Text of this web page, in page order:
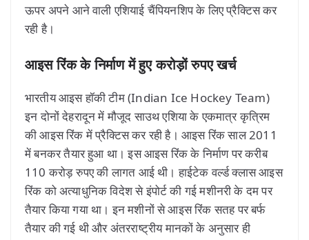
ऊपर अपने आने वाली एशियाई चैंपियनशिप के लिए प्रैक्टिस कर
रही है।
आइस रिंक के निर्माण में हुए करोड़ों रुपए खर्च
भारतीय आइस हॉकी टीम (Indian Ice Hockey Team)
इन दोनों देहरादून में मौजूद साउथ एशिया के एकमात्र कृत्रिम
की आइस रिंक में प्रैक्टिस कर रही है। आइस रिंक साल 2011
में बनकर तैयार हुआ था। इस आइस रिंक के निर्माण पर करीब
110 करोड़ रुपए की लागत आई थी। हाईटेक वर्ल्ड क्लास आइस
रिंक को अत्याधुनिक विदेश से इंपोर्ट की गई मशीनरी के दम पर
तैयार किया गया था। इन मशीनों से आइस रिंक सतह पर बर्फ
तैयार की गई थी और अंतरराष्ट्रीय मानकों के अनुसार ही